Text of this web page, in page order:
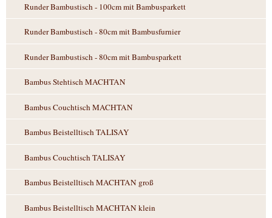
Runder Bambustisch - 100cm mit Bambusparkett
Runder Bambustisch - 80cm mit Bambusfurnier
Runder Bambustisch - 80cm mit Bambusparkett
Bambus Stehtisch MACHTAN
Bambus Couchtisch MACHTAN
Bambus Beistelltisch TALISAY
Bambus Couchtisch TALISAY
Bambus Beistelltisch MACHTAN groß
Bambus Beistelltisch MACHTAN klein